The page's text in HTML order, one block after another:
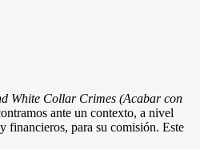
White Collar Crimes (Acabar con
ante un contexto, a nivel
financieros, para su comisión. Este